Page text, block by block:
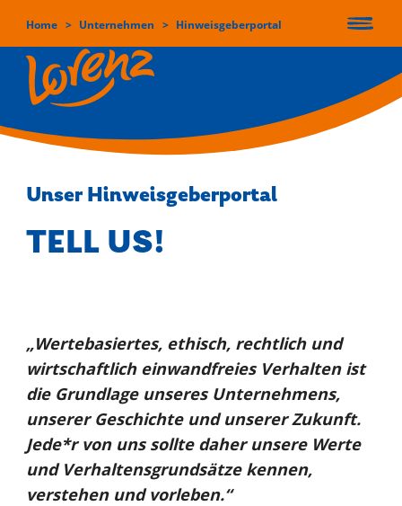
Direkt
zum
Inhalt
Home Unternehmen HinweisgeberportalUser
menu
Main
navigation
UNSERE
MARKEN
UNSERE WERTE
MIT UNS
ARBEITEN
Unser Hinweisgeberportal
TELL US!
„Wertebasiertes, ethisch, rechtlich und
wirtschaftlich einwandfreies Verhalten ist
die Grundlage unseres Unternehmens,
unserer Geschichte und unserer Zukunft.
Jede*r von uns sollte daher unsere Werte
und Verhaltensgrundsätze kennen,
verstehen und vorleben.“